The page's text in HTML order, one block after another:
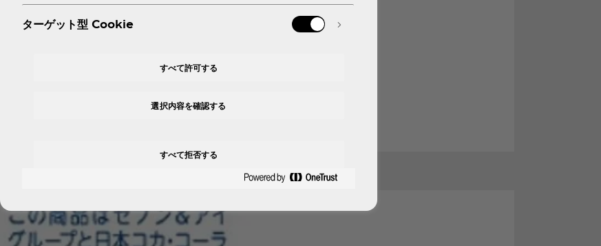
ターゲット型 Cookie
すべて許可する
すべて拒否する
選択内容を確認する